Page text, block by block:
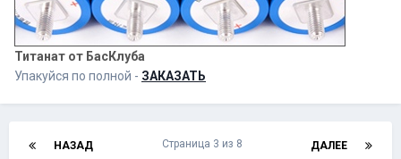
Титанат от БасКлуба
Упакуйся по полной - ЗАКАЗАТЬ
НАЗАД ДАЛЕЕ
Страница 3 из 8